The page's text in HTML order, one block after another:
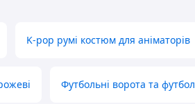
K-pop румі костюм для аніматорів
Футбольні ворота та